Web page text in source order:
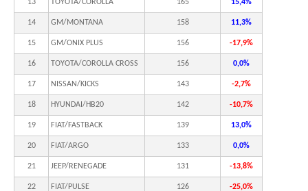
13 TOYOTA/COROLLA 165 15,4%
14 GM/MONTANA 158 11,3%
15 GM/ONIX PLUS 156 -17,9%
16 TOYOTA/COROLLA CROSS 156 0,0%
17 NISSAN/KICKS 143 -2,7%
18 HYUNDAI/HB20 142 -10,7%
19 FIAT/FASTBACK 139 13,0%
20 FIAT/ARGO 133 0,0%
21 JEEP/RENEGADE 131 -13,8%
22 FIAT/PULSE 126 -25,0%